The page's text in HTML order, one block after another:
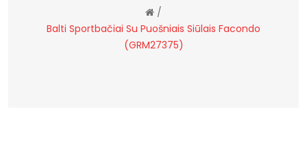
/
Balti Sportbačiai Su Puošniais Siūlais Facondo
(GRM27375)